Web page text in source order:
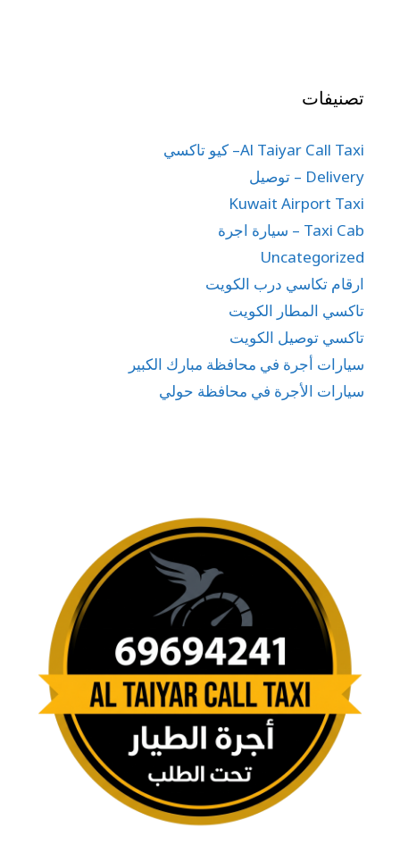
تصنيفات
Al Taiyar Call Taxi– كيو تاكسي
Delivery – توصيل
Kuwait Airport Taxi
Taxi Cab – سيارة اجرة
Uncategorized
ارقام تكاسي درب الكويت
تاكسي المطار الكويت
تاكسي توصيل الكويت
سيارات أجرة في محافظة مبارك الكبير
سيارات الأجرة في محافظة حولي